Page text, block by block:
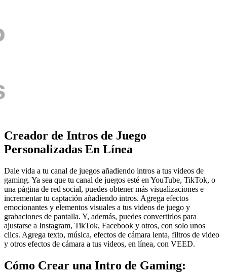
Creador de Intros de Juego
Personalizadas En Línea
Dale vida a tu canal de juegos añadiendo intros a tus videos de
gaming. Ya sea que tu canal de juegos esté en YouTube, TikTok, o
una página de red social, puedes obtener más visualizaciones e
incrementar tu captación añadiendo intros. Agrega efectos
emocionantes y elementos visuales a tus videos de juego y
grabaciones de pantalla. Y, además, puedes convertirlos para
ajustarse a Instagram, TikTok, Facebook y otros, con solo unos
clics. Agrega texto, música, efectos de cámara lenta, filtros de video
y otros efectos de cámara a tus videos, en línea, con VEED.
Cómo Crear una Intro de Gaming: